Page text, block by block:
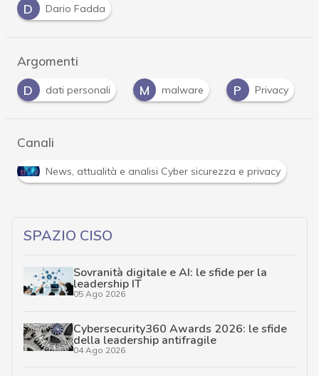
D Dario Fadda
Argomenti
M malware Privacy R ransomware
Canali
e analisi Cyber sicurezza e privacy R Ransomware
SPAZIO CISO
Sovranità digitale e AI: le sfide per la
leadership IT
05 Ago 2026
Cybersecurity360 Awards 2026: le sfide
della leadership antifragile
04 Ago 2026